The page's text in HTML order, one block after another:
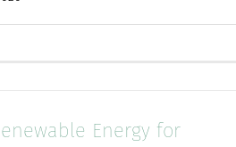
Energy for